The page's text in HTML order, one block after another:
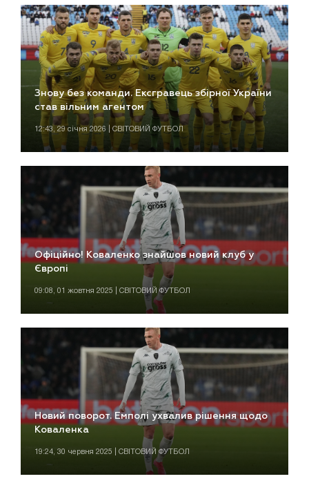
Знову без команди. Ексгравець збірної України
став вільним агентом
12:43, 29 січня 2026 | СВІТОВИЙ ФУТБОЛ
Офіційно! Коваленко знайшов новий клуб у
Європі
09:08, 01 жовтня 2025 | СВІТОВИЙ ФУТБОЛ
Новий поворот. Емполі ухвалив рішення щодо
Коваленка
19:24, 30 червня 2025 | СВІТОВИЙ ФУТБОЛ